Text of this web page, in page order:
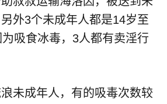
外3个未成年人都是14岁至
吸食冰毒，3人都有卖淫行
未成年人，有的吸毒次数较